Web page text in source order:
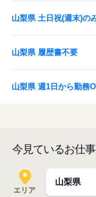
山梨県 土日祝(週末)の
山梨県 履歴書不要
山梨県 週1日から勤務
今見ているお仕
エリア